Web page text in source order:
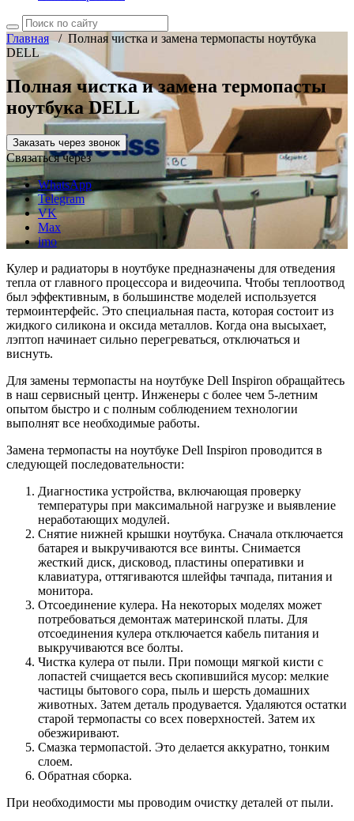
Главная/ Полная чистка и замена термопасты ноутбука
DELL
Полная чистка и замена термопасты
ноутбука DELL
Заказать через звонок
Связаться через
WhatsApp
Telegram
VK
Max
imo
Кулер и радиаторы в ноутбуке предназначены для отведения
тепла от главного процессора и видеочипа. Чтобы теплоотвод
был эффективным, в большинстве моделей используется
термоинтерфейс. Это специальная паста, которая состоит из
жидкого силикона и оксида металлов. Когда она высыхает,
лэптоп начинает сильно перегреваться, отключаться и
виснуть.
Для замены термопасты на ноутбуке Dell Inspiron обращайтесь
в наш сервисный центр. Инженеры с более чем 5-летним
опытом быстро и с полным соблюдением технологии
выполнят все необходимые работы.
Замена термопасты на ноутбуке Dell Inspiron проводится в
следующей последовательности:
Диагностика устройства, включающая проверку
температуры при максимальной нагрузке и выявление
неработающих модулей.
Снятие нижней крышки ноутбука. Сначала отключается
батарея и выкручиваются все винты. Снимается
жесткий диск, дисковод, пластины оперативки и
клавиатура, оттягиваются шлейфы тачпада, питания и
монитора.
Отсоединение кулера. На некоторых моделях может
потребоваться демонтаж материнской платы. Для
отсоединения кулера отключается кабель питания и
выкручиваются все болты.
Чистка кулера от пыли. При помощи мягкой кисти с
лопастей счищается весь скопившийся мусор: мелкие
частицы бытового сора, пыль и шерсть домашних
животных. Затем деталь продувается. Удаляются остатки
старой термопасты со всех поверхностей. Затем их
обезжиривают.
Смазка термопастой. Это делается аккуратно, тонким
слоем.
Обратная сборка.
При необходимости мы проводим очистку деталей от пыли.